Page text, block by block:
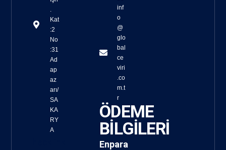
.
Kat
:2
No
:31
Ad
ap
az
arı/
SA
KA
RY
A
inf
o
@
glo
bal
ce
viri
.co
m.t
r
ÖDEME
BİLGİLERİ
Enpara